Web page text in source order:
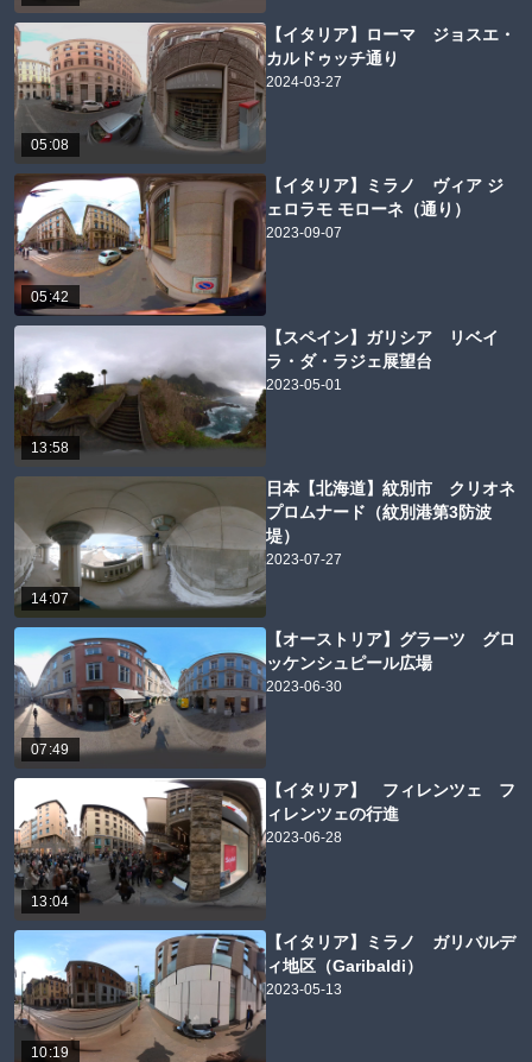
05:08
【イタリア】ローマ ジョスエ・
カルドゥッチ通り
2024-03-27
05:42
【イタリア】ミラノ ヴィア ジ
ェロラモ モローネ（通り）
2023-09-07
13:58
【スペイン】ガリシア リベイ
ラ・ダ・ラジェ展望台
2023-05-01
14:07
日本【北海道】紋別市 クリオネ
プロムナード（紋別港第3防波
堤）
2023-07-27
07:49
【オーストリア】グラーツ グロ
ッケンシュピール広場
2023-06-30
13:04
【イタリア】 フィレンツェ フ
ィレンツェの行進
2023-06-28
10:19
【イタリア】ミラノ ガリバルデ
ィ地区（Garibaldi）
2023-05-13